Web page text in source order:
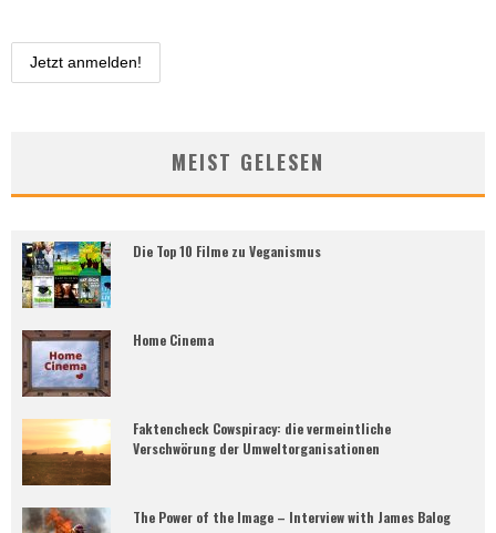
MEIST GELESEN
Die Top 10 Filme zu Veganismus
Home Cinema
Faktencheck Cowspiracy: die vermeintliche
Verschwörung der Umweltorganisationen
The Power of the Image – Interview with James Balog